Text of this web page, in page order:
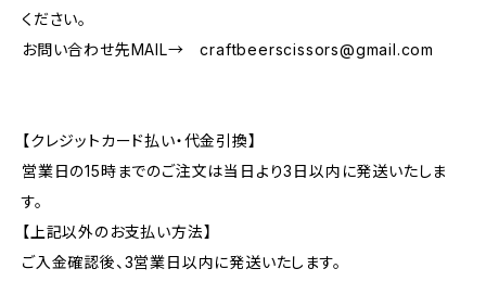
ください。
お問い合わせ先MAIL→craftbeerscissors@gmail.com
【クレジットカード払い・代金引換】
営業日の15時までのご注文は当日より3日以内に発送いたしま
す。
【上記以外のお支払い方法】
ご入金確認後、3営業日以内に発送いたします。